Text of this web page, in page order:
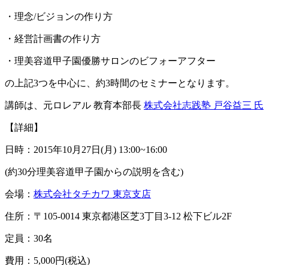
・理念/ビジョンの作り方
・経営計画書の作り方
・理美容道甲子園優勝サロンのビフォーアフター
の上記3つを中心に、約3時間のセミナーとなります。
講師は、元ロレアル 教育本部長 株式会社志践塾 戸谷益三 氏
【詳細】
日時：2015年10月27日(月) 13:00~16:00
(約30分理美容道甲子園からの説明を含む)
会場： 株式会社タチカワ 東京支店
住所：〒105-0014 東京都港区芝3丁目3-12 松下ビル2F
定員：30名
費用：5,000円(税込)